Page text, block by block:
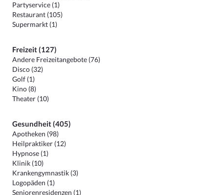
Partyservice (1)
Restaurant (105)
Supermarkt (1)
Freizeit (127)
Andere Freizeitangebote (76)
Disco (32)
Golf (1)
Kino (8)
Theater (10)
Gesundheit (405)
Apotheken (98)
Heilpraktiker (12)
Hypnose (1)
Klinik (10)
Krankengymnastik (3)
Logopäden (1)
Seniorenresidenzen (1)